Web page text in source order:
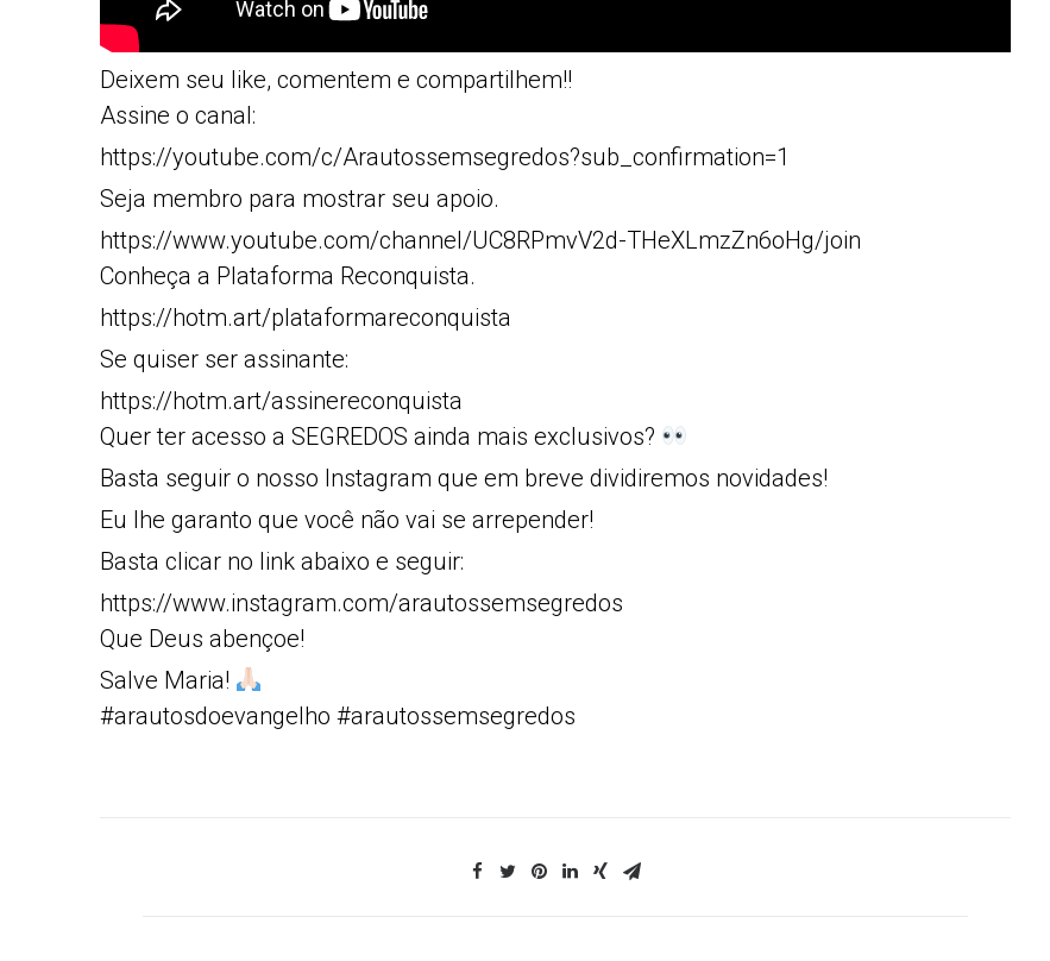
Deixem seu like, comentem e compartilhem!!
Assine o canal:
https://youtube.com/c/Arautossemsegredos?sub_confirmation=1
Seja membro para mostrar seu apoio.
https://www.youtube.com/channel/UC8RPmvV2d-THeXLmzZn6oHg/join
Conheça a Plataforma Reconquista.
https://hotm.art/plataformareconquista
Se quiser ser assinante:
https://hotm.art/assinereconquista
Quer ter acesso a SEGREDOS ainda mais exclusivos?
Basta seguir o nosso Instagram que em breve dividiremos novidades!
Eu lhe garanto que você não vai se arrepender!
Basta clicar no link abaixo e seguir:
https://www.instagram.com/arautossemsegredos
Que Deus abençoe!
Salve Maria!
#arautosdoevangelho #arautossemsegredos